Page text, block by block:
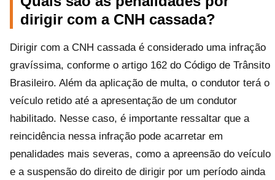
dirigir com a CNH cassada?
Dirigir com a CNH cassada é considerado uma infração
gravíssima, conforme o artigo 162 do Código de Trânsito
Brasileiro. Além da aplicação de multa, o condutor terá o
veículo retido até a apresentação de um condutor
habilitado. Nesse caso, é importante ressaltar que a
reincidência nessa infração pode acarretar em
penalidades mais severas, como a apreensão do veículo
e a suspensão do direito de dirigir por um período ainda